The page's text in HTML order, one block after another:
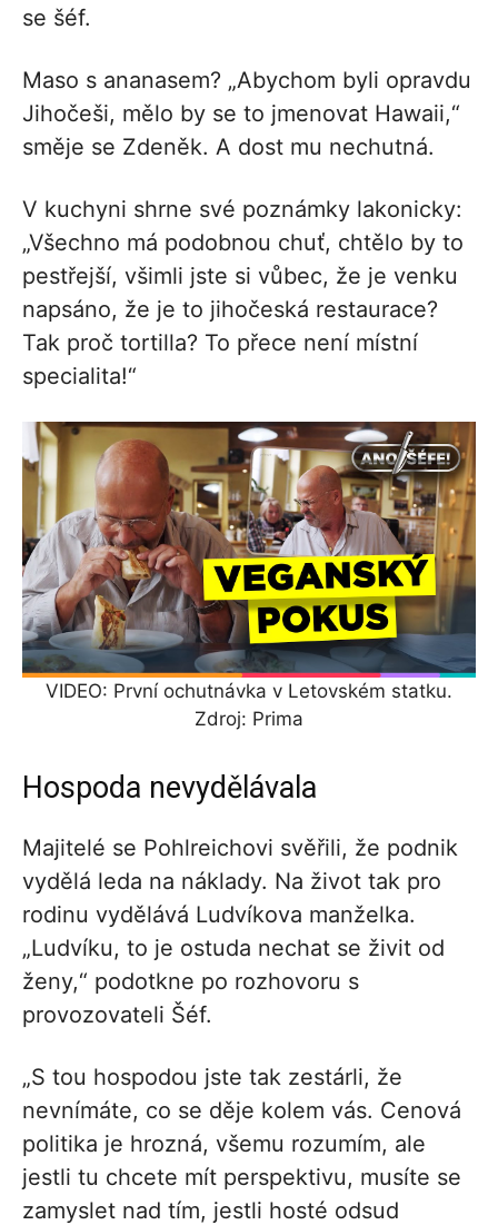
se šéf.
Maso s ananasem? „Abychom byli opravdu
Jihočeši, mělo by se to jmenovat Hawaii,“
směje se Zdeněk. A dost mu nechutná.
V kuchyni shrne své poznámky lakonicky:
„Všechno má podobnou chuť, chtělo by to
pestřejší, všimli jste si vůbec, že je venku
napsáno, že je to jihočeská restaurace?
Tak proč tortilla? To přece není místní
specialita!“
VIDEO: První ochutnávka v Letovském statku.
Zdroj: Prima
Hospoda nevydělávala
Majitelé se Pohlreichovi svěřili, že podnik
vydělá leda na náklady. Na život tak pro
rodinu vydělává Ludvíkova manželka.
„Ludvíku, to je ostuda nechat se živit od
ženy,“ podotkne po rozhovoru s
provozovateli Šéf.
„S tou hospodou jste tak zestárli, že
nevnímáte, co se děje kolem vás. Cenová
politika je hrozná, všemu rozumím, ale
jestli tu chcete mít perspektivu, musíte se
zamyslet nad tím, jestli hosté odsud